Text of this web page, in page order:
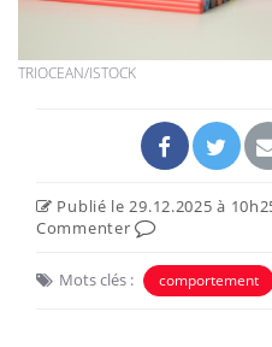
TRIOCEAN/ISTOCK
Publié le 29.12.2025 à
Commenter
Mots clés : comportement